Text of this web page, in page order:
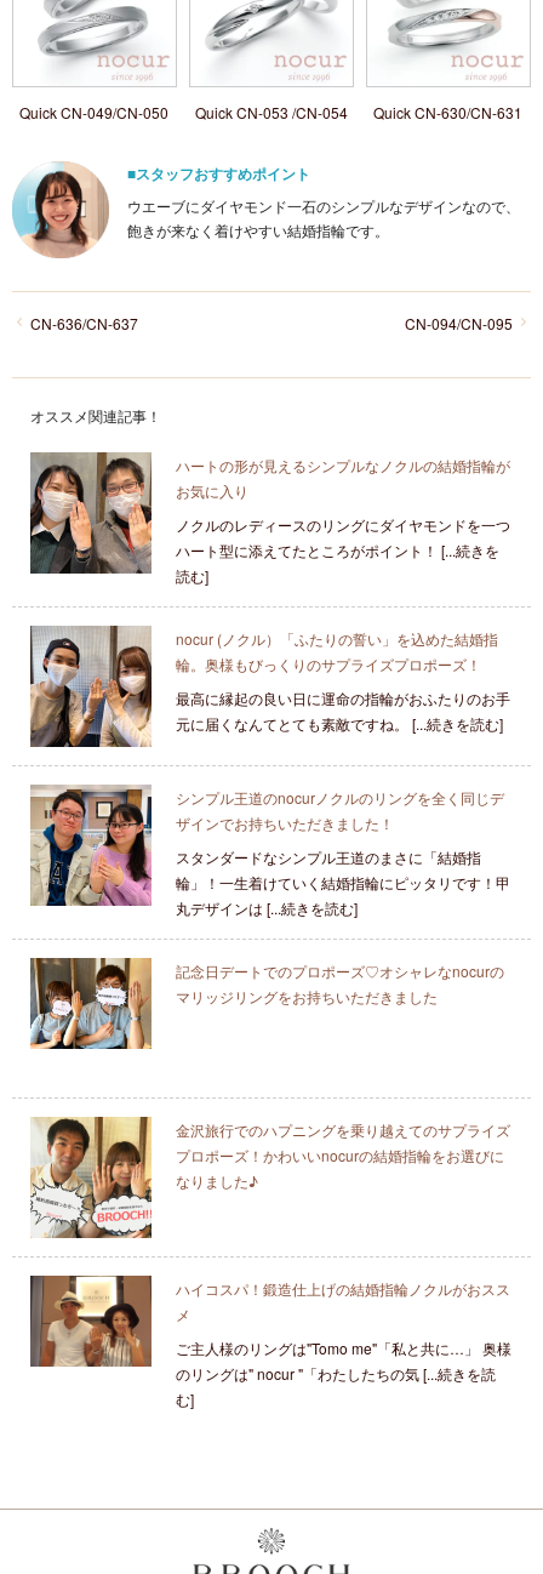
Quick CN-049/CN-050 Quick CN-053 /CN-054 Quick CN-630/CN-631
■スタッフおすすめポイント
ウエーブにダイヤモンド一石のシンプルなデザインなので、
飽きが来なく着けやすい結婚指輪です。
CN-094/CN-095
CN-636/CN-637
オススメ関連記事！
ハートの形が見えるシンプルなノクルの結婚指輪が
お気に入り
ノクルのレディースのリングにダイヤモンドを一つ
ハート型に添えてたところがポイント！ [...続きを
読む]
nocur (ノクル）「ふたりの誓い」を込めた結婚指
輪。奥様もびっくりのサプライズプロポーズ！
最高に縁起の良い日に運命の指輪がおふたりのお手
元に届くなんてとても素敵ですね。 [...続きを読む]
シンプル王道のnocurノクルのリングを全く同じデ
ザインでお持ちいただきました！
スタンダードなシンプル王道のまさに「結婚指
輪」！一生着けていく結婚指輪にピッタリです！甲
丸デザインは [...続きを読む]
記念日デートでのプロポーズ♡オシャレなnocurの
マリッジリングをお持ちいただきました
金沢旅行でのハプニングを乗り越えてのサプライズ
プロポーズ！かわいいnocurの結婚指輪をお選びに
なりました♪
ハイコスパ！鍛造仕上げの結婚指輪ノクルがおスス
メ
ご主人様のリングは"Tomo me"「私と共に…」 奥様
のリングは" nocur "「わたしたちの気 [...続きを読
む]